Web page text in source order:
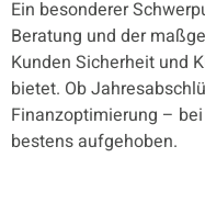
Ein besonderer
Beratung und der
Kunden Sicherheit und
bietet. Ob
Finanzoptimierung –
bestens aufgehoben.